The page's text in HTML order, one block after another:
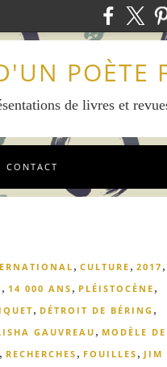
POÈTE
de livres et
CONTACT
, CULTURE , 2017 ,
, 14 000 ANS , PLÉISTOCÈNE ,
, DÉTROIT DE BÉRING ,
GAUVREAU , MODÈLE DE
, RECHERCHES , FOUILLES , JIM